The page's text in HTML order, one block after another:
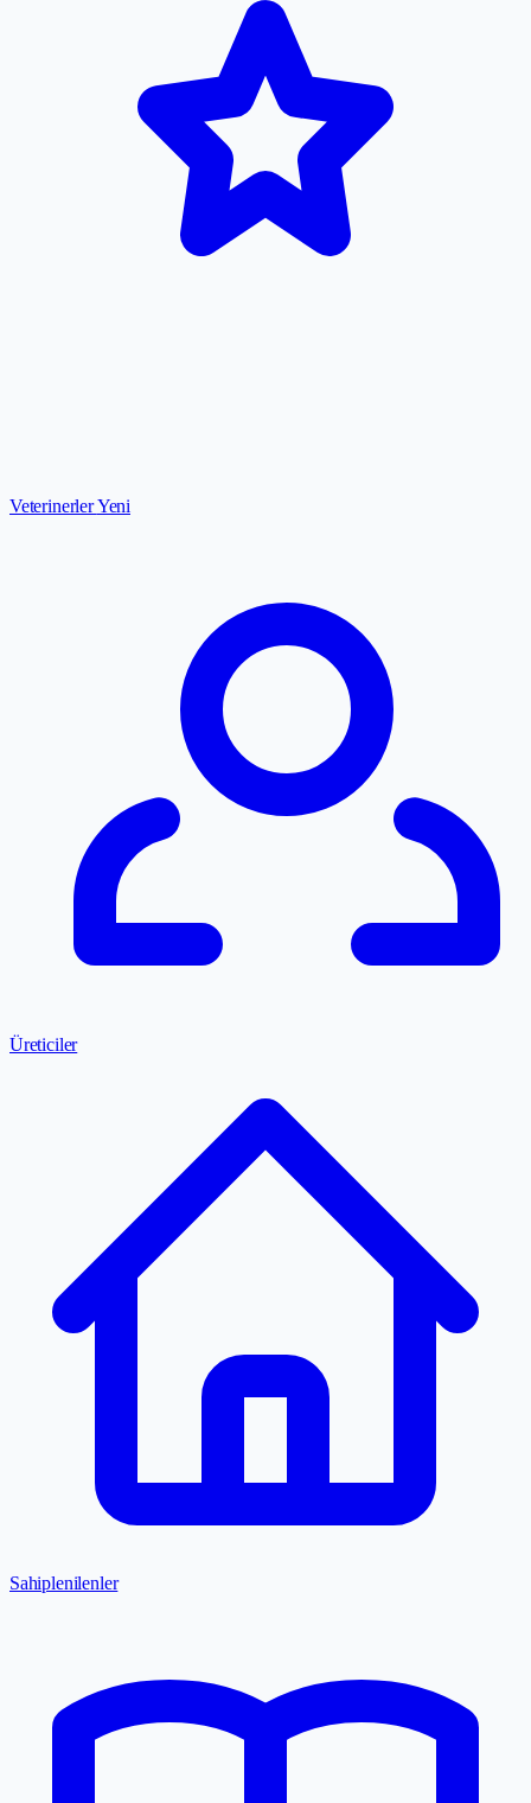
VeterinerlerYeni
Üreticiler
Sahiplenilenler